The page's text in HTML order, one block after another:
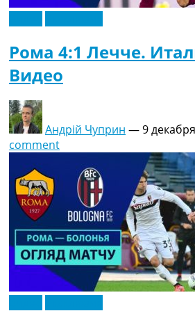
Рома 4:1 Лечче.
Видео
Андрій Чуприн —9
comment